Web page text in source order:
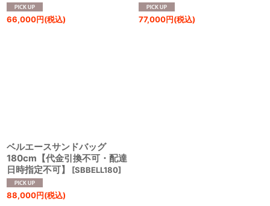
66,000円(税込) 77,000円(税込)
ベルエースサンドバッグ
180cm【代金引換不可・配達
日時指定不可】
[SBBELL180]
88,000円(税込)